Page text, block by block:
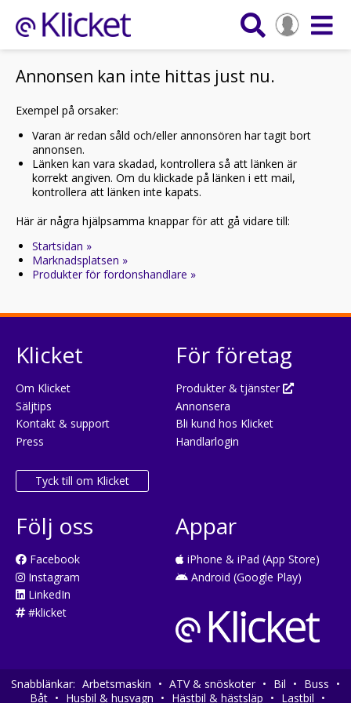
Annonsen kan inte hittas just nu.
Exempel på orsaker:
Varan är redan såld och/eller annonsören har tagit bort
annonsen.
Länken kan vara skadad, kontrollera så att länken är
korrekt angiven. Om du klickade på länken i ett mail,
kontrollera att länken inte kapats.
Här är några hjälpsamma knappar för att gå vidare till:
Startsidan »
Marknadsplatsen »
Produkter för fordonshandlare »
Klicket
Om Klicket
Säljtips
Kontakt & support
Press
Tyck till om Klicket
För företag
Produkter & tjänster
Annonsera
Bli kund hos Klicket
Handlarlogin
Följ oss
Facebook
Instagram
LinkedIn
#klicket
Appar
iPhone & iPad (App Store)
Android (Google Play)
Snabblänkar: Arbetsmaskin • ATV & snöskoter • Bil • Buss •
Båt • Husbil & husvagn • Hästbil & hästsläp • Lastbil •